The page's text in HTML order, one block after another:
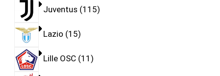
Juventus 115
Lazio 15
Lille OSC 11